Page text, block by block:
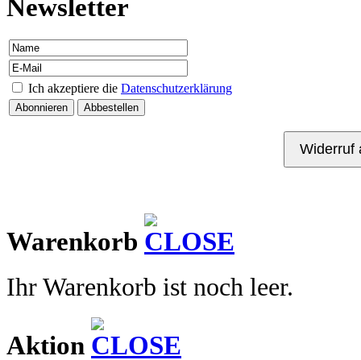
Newsletter
Ich akzeptiere die Datenschutzerklärung
Warenkorb
Ihr Warenkorb ist noch leer.
Aktion